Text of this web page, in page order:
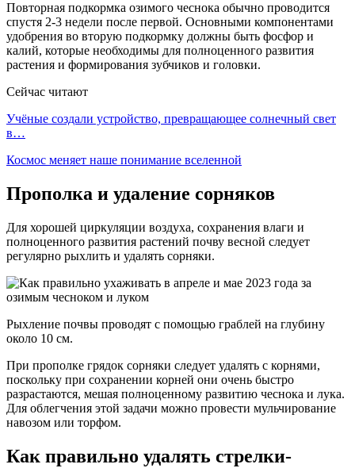
Повторная подкормка озимого чеснока обычно проводится
спустя 2-3 недели после первой. Основными компонентами
удобрения во вторую подкормку должны быть фосфор и
калий, которые необходимы для полноценного развития
растения и формирования зубчиков и головки.
Сейчас читают
Учёные создали устройство, превращающее солнечный свет
в…
Космос меняет наше понимание вселенной
Прополка и удаление сорняков
Для хорошей циркуляции воздуха, сохранения влаги и
полноценного развития растений почву весной следует
регулярно рыхлить и удалять сорняки.
Рыхление почвы проводят с помощью граблей на глубину
около 10 см.
При прополке грядок сорняки следует удалять с корнями,
поскольку при сохранении корней они очень быстро
разрастаются, мешая полноценному развитию чеснока и лука.
Для облегчения этой задачи можно провести мульчирование
навозом или торфом.
Как правильно удалять стрелки-